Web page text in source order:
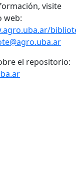
visite
web:
el repositorio: